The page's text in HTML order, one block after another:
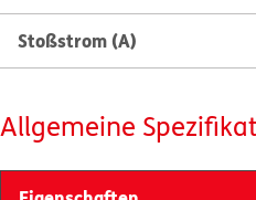
Stoßstrom (A)
Allgemeine